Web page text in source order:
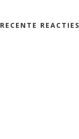
RECENTE REACTIES